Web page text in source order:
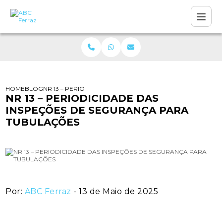
HOMEBLOGNR 13 – PERIODICIDADE DAS INSPEÇÕES DE SEGURANÇA
NR 13 – PERIODICIDADE DAS
INSPEÇÕES DE SEGURANÇA PARA
TUBULAÇÕES
Por: ABC Ferraz - 13 de Maio de 2025